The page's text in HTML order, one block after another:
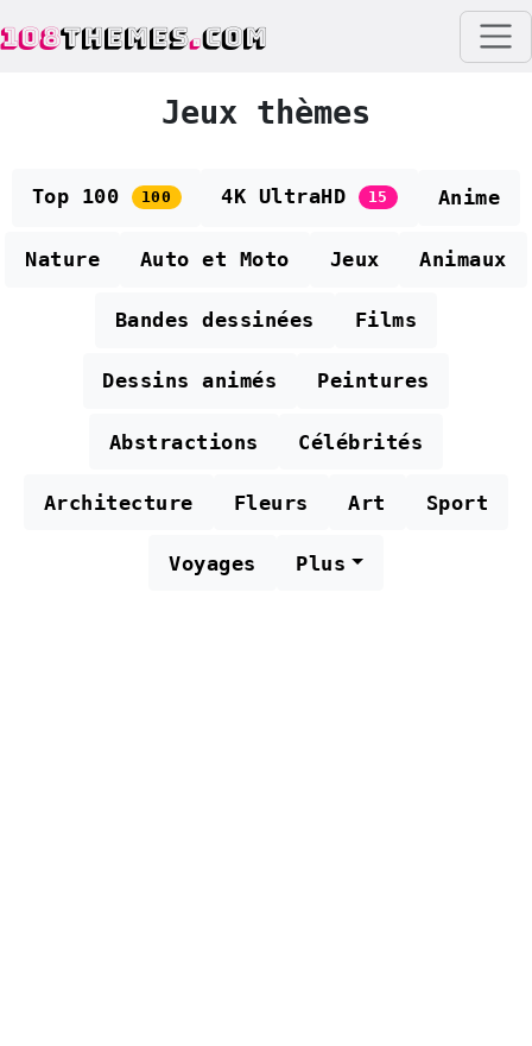
108THEMES.COM
Jeux thèmes
Top 100 100 4K UltraHD 15 Anime
Nature Auto et Moto Jeux Animaux
Bandes dessinées Films
Dessins animés Peintures
Abstractions Célébrités
Architecture Fleurs Art Sport
Voyages Plus